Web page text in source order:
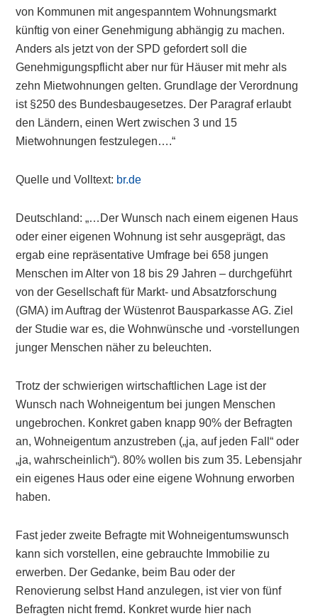
von Kommunen mit angespanntem Wohnungsmarkt
künftig von einer Genehmigung abhängig zu machen.
Anders als jetzt von der SPD gefordert soll die
Genehmigungspflicht aber nur für Häuser mit mehr als
zehn Mietwohnungen gelten. Grundlage der Verordnung
ist §250 des Bundesbaugesetzes. Der Paragraf erlaubt
den Ländern, einen Wert zwischen 3 und 15
Mietwohnungen festzulegen….“
Quelle und Volltext: br.de
Deutschland: „…Der Wunsch nach einem eigenen Haus
oder einer eigenen Wohnung ist sehr ausgeprägt, das
ergab eine repräsentative Umfrage bei 658 jungen
Menschen im Alter von 18 bis 29 Jahren – durchgeführt
von der Gesellschaft für Markt- und Absatzforschung
(GMA) im Auftrag der Wüstenrot Bausparkasse AG. Ziel
der Studie war es, die Wohnwünsche und -vorstellungen
junger Menschen näher zu beleuchten.
Trotz der schwierigen wirtschaftlichen Lage ist der
Wunsch nach Wohneigentum bei jungen Menschen
ungebrochen. Konkret gaben knapp 90% der Befragten
an, Wohneigentum anzustreben („ja, auf jeden Fall“ oder
„ja, wahrscheinlich“). 80% wollen bis zum 35. Lebensjahr
ein eigenes Haus oder eine eigene Wohnung erworben
haben.
Fast jeder zweite Befragte mit Wohneigentumswunsch
kann sich vorstellen, eine gebrauchte Immobilie zu
erwerben. Der Gedanke, beim Bau oder der
Renovierung selbst Hand anzulegen, ist vier von fünf
Befragten nicht fremd. Konkret wurde hier nach